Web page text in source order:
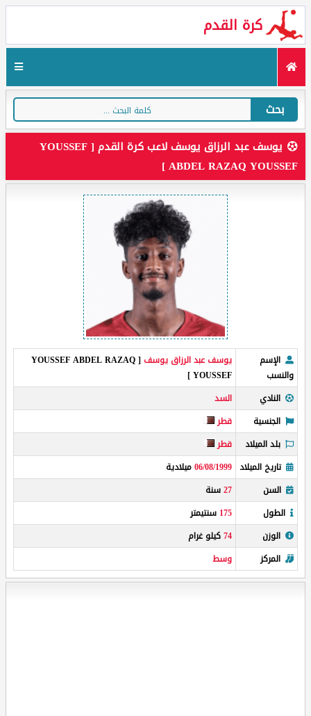
كرة القدم
بحث
يوسف عبد الرزاق يوسف لاعب كرة القدم [ YOUSSEF
ABDEL RAZAQ YOUSSEF ]
الإسم
والنسب
يوسف عبد الرزاق يوسف [ YOUSSEF ABDEL RAZAQ
YOUSSEF ]
النادي
السد
الجنسية
قطر
بلد الميلاد
قطر
تاريخ الميلاد 06/08/1999ميلادية
السن
27سنة
الطول
175 سنتيمتر
الوزن
74كيلو غرام
المركز
وسط